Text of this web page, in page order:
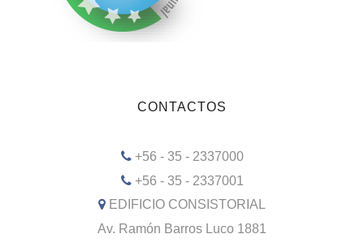
CONTACTOS
+56 - 35 - 2337000
+56 - 35 - 2337001
EDIFICIO CONSISTORIAL
Av. Ramón Barros Luco 1881